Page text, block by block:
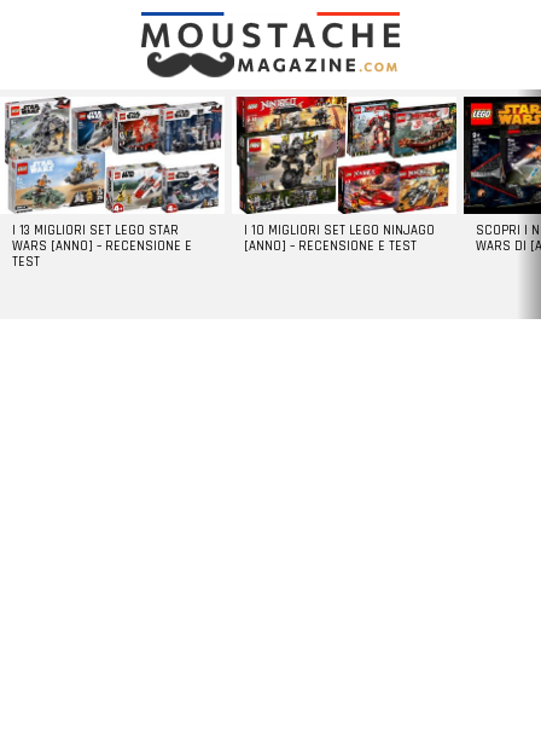
LATEST
STORIES
I 13 MIGLIORI SET LEGO STAR
WARS [ANNO] – RECENSIONE E
TEST
I 10 MIGLIORI SET LEGO NINJAGO
[ANNO] – RECENSIONE E TEST
SCOPRI I
WARS DI